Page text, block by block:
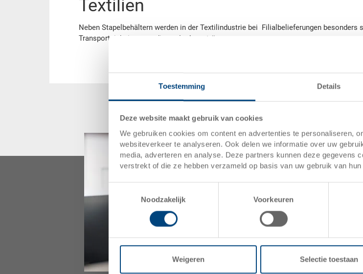
Toestemming Details
Deze website maakt gebruik van cookies
We gebruiken cookies om content en advertenties te personaliseren,
websiteverkeer te analyseren. Ook delen we informatie over uw
media, adverteren en analyse. Deze partners kunnen deze gegevens
verstrekt of die ze hebben verzameld op basis van uw gebruik van
Noodzakelijk
Voorkeuren
Weigeren Selectie toestaan
Textilien
Neben Stapelbehältern werden in der Textilindustrie bei Filialbelieferungen
Transporteinheiten aus diesen Ladungsträgern.
Bent u klaar om
logistiek te
adviesgesprek aan om